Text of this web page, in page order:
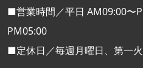
■営業時間／平日 AM09:00〜
PM05:00
■定休日／毎週月曜日、第一